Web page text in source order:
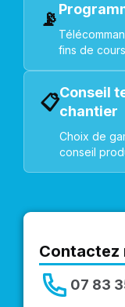
📡
fins de
📋Conseil
chantier
Choix de
conseil
Contactez
07 83